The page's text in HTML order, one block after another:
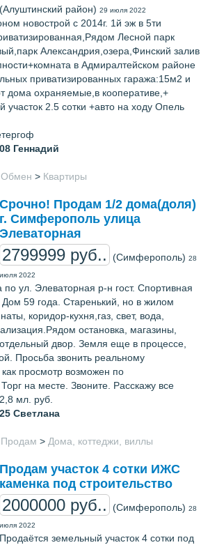
(Алуштинский район) 29 июля 2022
новострой с 2014г. 1й эж в 5ти
Лесной парк
Александрия,озера,Финский залив
в Адмиралтейском районе
приватизированных гаража:15м2 и
дома охраняемые,в кооперативе,+
участок 2.5 сотки +авто на ходу Опель
Геннадий
Обмен > Квартиры
Срочно! Продам 1/2 дома(доля)
г. Симферополь улица
Элеваторная
2799999 руб.. (Симферополь) 28
июля 2022
ул. Элеваторная р-н гост. Спортивная
59 года. Старенький, но в жилом
коридор-кухня,газ, свет, вода,
остановка, магазины,
двор. Земля еще в процессе,
Просьба звонить реальному
как просмотр возможен по
на месте. Звоните. Расскажу все
мл. руб.
Светлана
Продам > Дома, коттеджи, виллы
Продам участок 4 сотки ИЖС
каменка под строительство
2000000 руб.. (Симферополь) 28
июля 2022
Продаётся земельный участок 4 сотки под